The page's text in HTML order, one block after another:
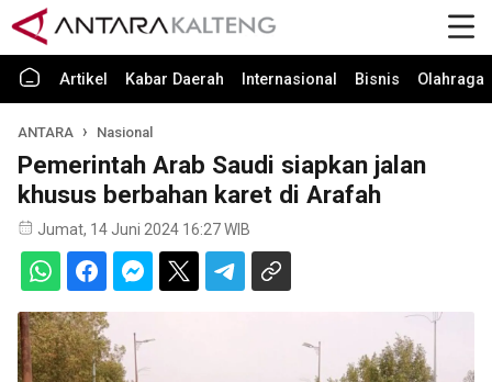
Artikel Kabar Daerah Internasional Bisnis Olahraga
ANTARA Nasional
Pemerintah Arab Saudi siapkan jalan
khusus berbahan karet di Arafah
Jumat, 14 Juni 2024 16:27 WIB